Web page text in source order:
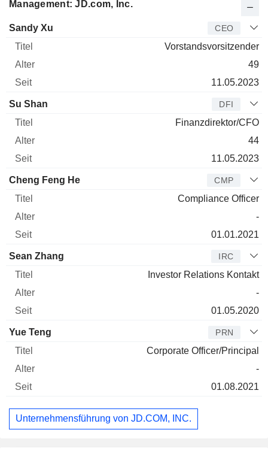
Management: JD.com, Inc.
Manager Titel
Sandy Xu CEO
Vorstandsvorsitzender
49
11.05.2023
Su Shan DFI
Finanzdirektor/CFO
44
11.05.2023
Cheng Feng He CMP
Compliance Officer
-
01.01.2021
Sean Zhang IRC
Investor Relations Kontakt
-
01.05.2020
Yue Teng PRN
Corporate Officer/Principal
-
01.08.2021
Unternehmensführung von JD.COM, INC.